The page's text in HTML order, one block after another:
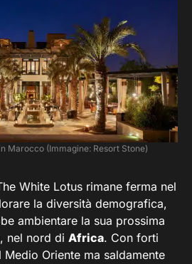
Marocco (Immagine: Resort Stone)
White Lotus rimane ferma nel
la diversità demografica,
ambientare la sua prossima
, nel nord di Africa. Con forti
Oriente ma saldamente